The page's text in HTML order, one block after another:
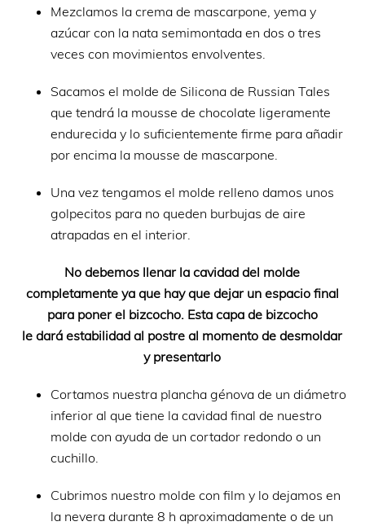
Mezclamos la crema de mascarpone, yema y
azúcar con la nata semimontada en dos o tres
veces con movimientos envolventes.
Sacamos el molde de Silicona de Russian Tales
que tendrá la mousse de chocolate ligeramente
endurecida y lo suficientemente firme para añadir
por encima la mousse de mascarpone.
Una vez tengamos el molde relleno damos unos
golpecitos para no queden burbujas de aire
atrapadas en el interior.
No debemos llenar la cavidad del molde
completamente ya que hay que dejar un espacio final
para poner el bizcocho. Esta capa de bizcocho
le dará estabilidad al postre al momento de desmoldar
y presentarlo
Cortamos nuestra plancha génova de un diámetro
inferior al que tiene la cavidad final de nuestro
molde con ayuda de un cortador redondo o un
cuchillo.
Cubrimos nuestro molde con film y lo dejamos en
la nevera durante 8 h aproximadamente o de un